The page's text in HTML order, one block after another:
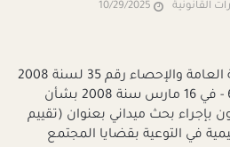
القانونية 10/29/2025
قرار الجهاز المركزي للتعبئة العامة والإحصاء رقم 35 لسنة 2008
الوقائع المصرية - العدد 63 - في 16 مارس سنة 2008 بشأن
بإجراء بحث ميداني بعنوان (تقييم
في التوعية بقضايا المجتمع